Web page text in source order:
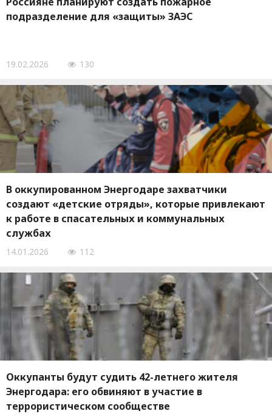
подразделение для «защиты» ЗАЭС
19.02.2026 130
В оккупированном Энергодаре захватчики
создают «детские отряды», которые привлекают
к работе в спасательных и коммунальных
службах
14.01.2026 112
Оккупанты будут судить 42-летнего жителя
Энергодара: его обвиняют в участие в
террористическом сообществе